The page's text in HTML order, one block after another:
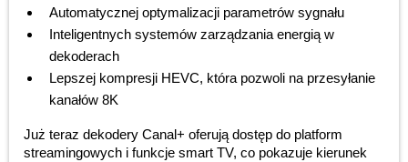
Automatycznej optymalizacji parametrów sygnału
Inteligentnych systemów zarządzania energią w
dekoderach
Lepszej kompresji HEVC, która pozwoli na przesyłanie
kanałów 8K
Już teraz dekodery Canal+ oferują dostęp do platform
streamingowych i funkcje smart TV, co pokazuje kierunek